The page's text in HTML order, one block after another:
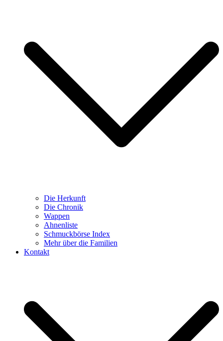
Die Herkunft
Die Chronik
Wappen
Ahnenliste
Schmuckbörse Index
Mehr über die Familien
Kontakt